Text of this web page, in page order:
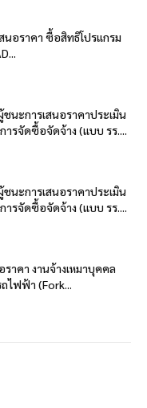
อราคา ซื้อสิทธิโปรแกรม
ชนะการเสนอราคาประเมิน
ารจัดซื้อจัดจ้าง (แบบ รร....
ชนะการเสนอราคาประเมิน
ารจัดซื้อจัดจ้าง (แบบ รร....
าคา งานจ้างเหมาบุคคล
ไฟฟ้า (Fork...